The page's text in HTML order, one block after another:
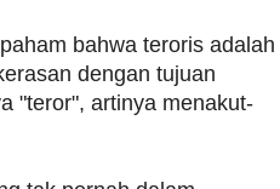
bahwa teroris adalah
dengan tujuan
"teror", artinya menakut-